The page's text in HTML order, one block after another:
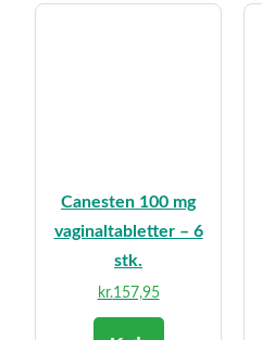
Canesten 100 mg
vaginaltabletter – 6
stk.
kr.157,95